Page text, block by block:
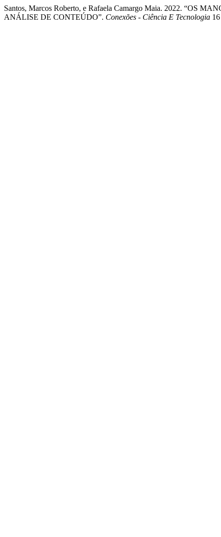
Santos, Marcos Roberto, e Rafaela Camargo Maia. 2022. “OS
ANÁLISE DE CONTEÚDO”. Conexões - Ciência E Tecnologia